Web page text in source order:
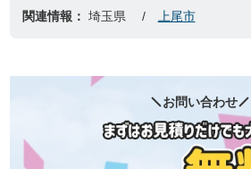
関連情報： 埼玉県 上尾市
お問い合わせ